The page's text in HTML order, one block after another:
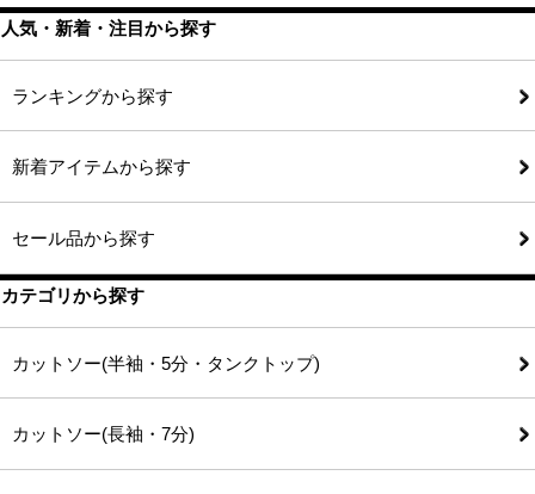
人気・新着・注目から探す
ランキングから探す
新着アイテムから探す
セール品から探す
カテゴリから探す
カットソー(半袖・5分・タンクトップ)
カットソー(長袖・7分)